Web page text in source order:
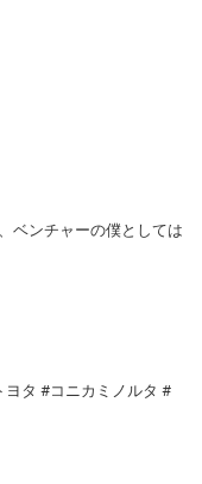
ベンチャーの僕としては
タ #コニカミノルタ #